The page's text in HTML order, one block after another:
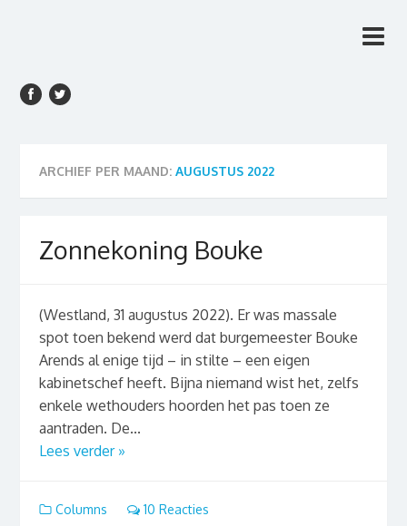
ARCHIEF PER MAAND: AUGUSTUS 2022
Zonnekoning Bouke
(Westland, 31 augustus 2022). Er was massale
spot toen bekend werd dat burgemeester Bouke
Arends al enige tijd – in stilte – een eigen
kabinetschef heeft. Bijna niemand wist het, zelfs
enkele wethouders hoorden het pas toen ze
aantraden. De...
Lees verder »
Columns 10 Reacties